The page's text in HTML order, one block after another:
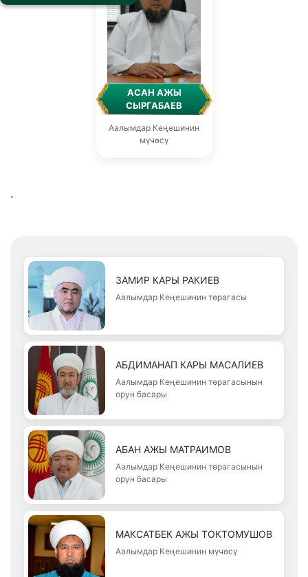
АСАН АЖЫ
СЫРГАБАЕВ
Аалымдар Кеңешинин
мүчөсү
.
ЗАМИР КАРЫ РАКИЕВ
Аалымдар Кеңешинин төрагасы
АБДИМАНАП КАРЫ МАСАЛИЕВ
Аалымдар Кеңешинин төрагасынын
орун басары
АБАН АЖЫ МАТРАИМОВ
Аалымдар Кеңешинин төрагасынын
орун басары
МАКСАТБЕК АЖЫ ТОКТОМУШОВ
Аалымдар Кеңешинин мүчөсү